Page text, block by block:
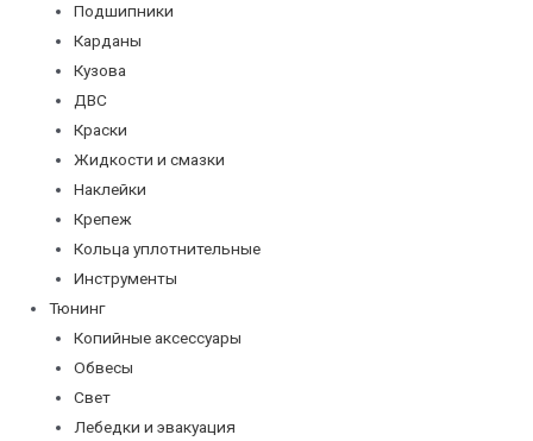
Подшипники
Карданы
Кузова
ДВС
Краски
Жидкости и смазки
Наклейки
Крепеж
Кольца уплотнительные
Инструменты
Тюнинг
Копийные аксессуары
Обвесы
Свет
Лебедки и эвакуация